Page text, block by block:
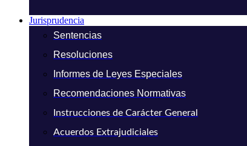
Jurisprudencia
Sentencias
Resoluciones
Informes de Leyes Especiales
Recomendaciones Normativas
Instrucciones de Carácter General
Acuerdos Extrajudiciales